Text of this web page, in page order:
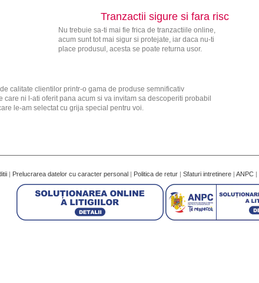
Tranzactii sigure si fara risc
Nu trebuie sa-ti mai fie frica de tranzactiile online,
acum sunt tot mai sigur si protejate, iar daca nu-ti
place produsul, acesta se poate returna usor.
calitate clientilor printr-o gama de produse semnificativ
care ni l-ati oferit pana acum si va invitam sa descoperiti probabil
le-am selectat cu grija special pentru voi.
| Prelucrarea datelor cu caracter personal | Politica de retur | Sfaturi intretinere | ANPC |